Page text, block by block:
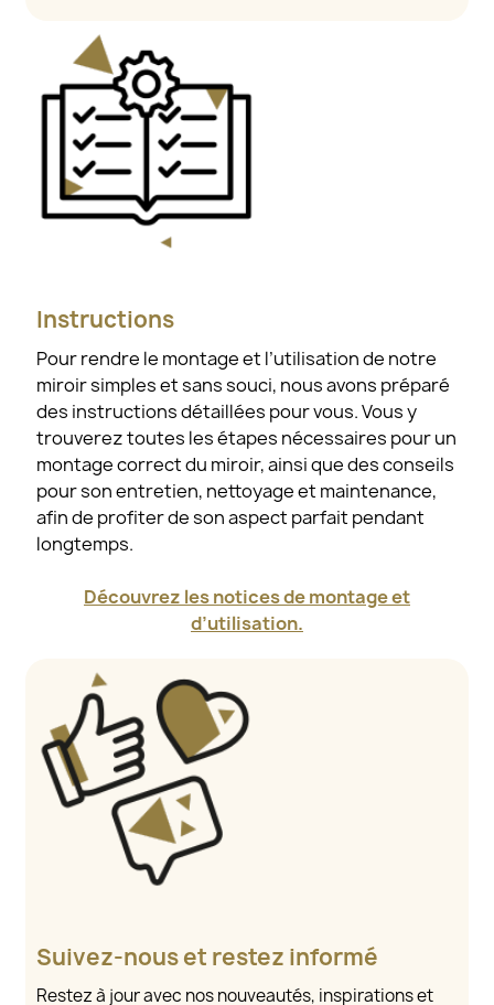
Instructions
Pour rendre le montage et l’utilisation de notre
miroir simples et sans souci, nous avons préparé
des instructions détaillées pour vous. Vous y
trouverez toutes les étapes nécessaires pour un
montage correct du miroir, ainsi que des conseils
pour son entretien, nettoyage et maintenance,
afin de profiter de son aspect parfait pendant
longtemps.
Découvrez les notices de montage et
d’utilisation.
Suivez-nous et restez informé
Restez à jour avec nos nouveautés, inspirations et